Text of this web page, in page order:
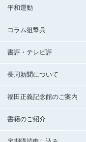
平和運動
コラム狙撃兵
書評・テレビ評
長周新聞について
福田正義記念館のご案内
書籍のご紹介